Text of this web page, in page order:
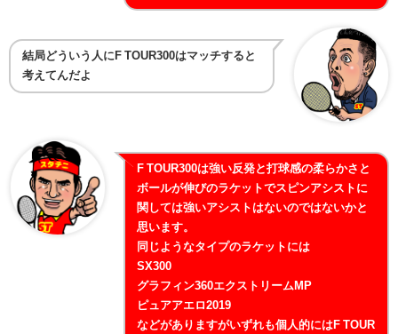
結局どういう人にF TOUR300はマッチすると
考えてんだよ
F TOUR300は強い反発と打球感の柔らかさと
ボールが伸びのラケットでスピンアシストに
関しては強いアシストはないのではないかと
思います。
同じようなタイプのラケットには
SX300
グラフィン360エクストリームMP
ピュアアエロ2019
などがありますがいずれも個人的にはF TOUR